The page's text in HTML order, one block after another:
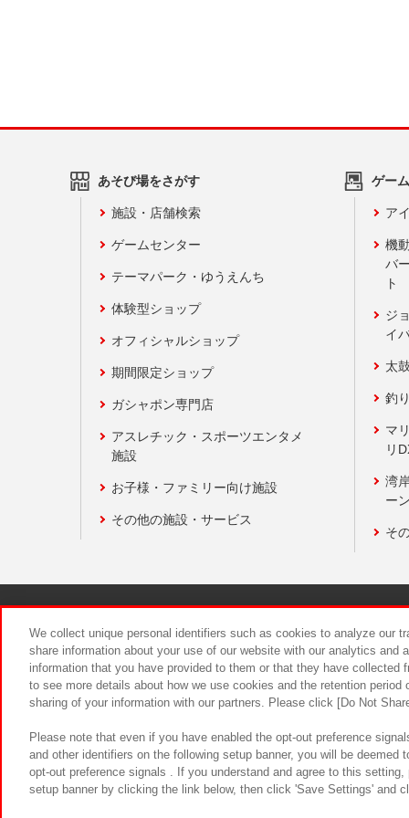
あそび場をさがす
施設・店舗検索
ゲームセンター
テーマパーク・ゆうえんち
体験型ショップ
オフィシャルショップ
期間限定ショップ
ガシャポン専門店
アスレチック・スポーツエンタメ
施設
お子様・ファミリー向け施設
その他の施設・サービス
ゲー
ア
機
バ
ト
ジ
イ
太
釣
マ
リ
湾
ー
そ
食品のご
We collect unique personal identifiers such as cookies to analyze our
share information about your use of our website with our analytics and
information that you have provided to them or that they have
to see more details about how we use cookies and the retention
sharing of your information with our partners. Please click [Do Not
Please note that even if you have enabled the opt-out preference
and other identifiers on the following setup banner, you will be
opt-out preference signals . If you understand and agree to this
setup banner by clicking the link below, then click 'Save Settings' and